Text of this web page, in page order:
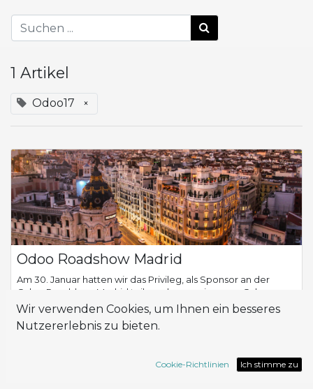
1 Artikel
Odoo17 ×
Odoo Roadshow Madrid
Am 30. Januar hatten wir das Privileg, als Sponsor an der
Odoo Roadshow Madrid teilzunehmen, einer von Odoo
organisierten Veranstaltung zur Digitalisierung von
Unternehmen, die Fachleute und Unternehm...
Wir verwenden Cookies, um Ihnen ein besseres
Nutzererlebnis zu bieten.
Cookie-Richtlinien Ich stimme zu